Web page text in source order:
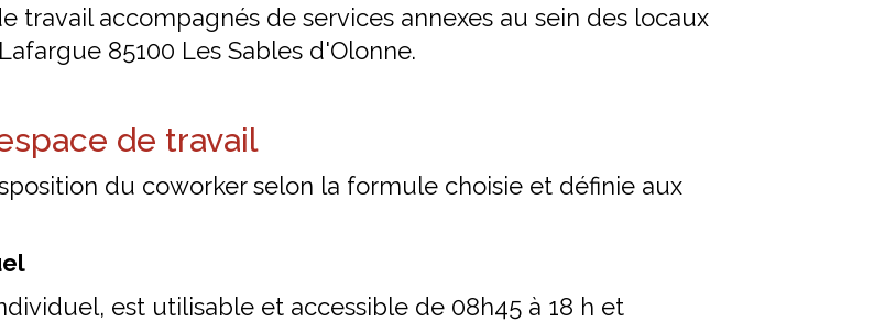
travail accompagnés de services annexes au sein des locaux
85100 Les Sables d'Olonne.
de travail
du coworker selon la formule choisie et définie aux
est utilisable et accessible de 08h45 à 18 h et